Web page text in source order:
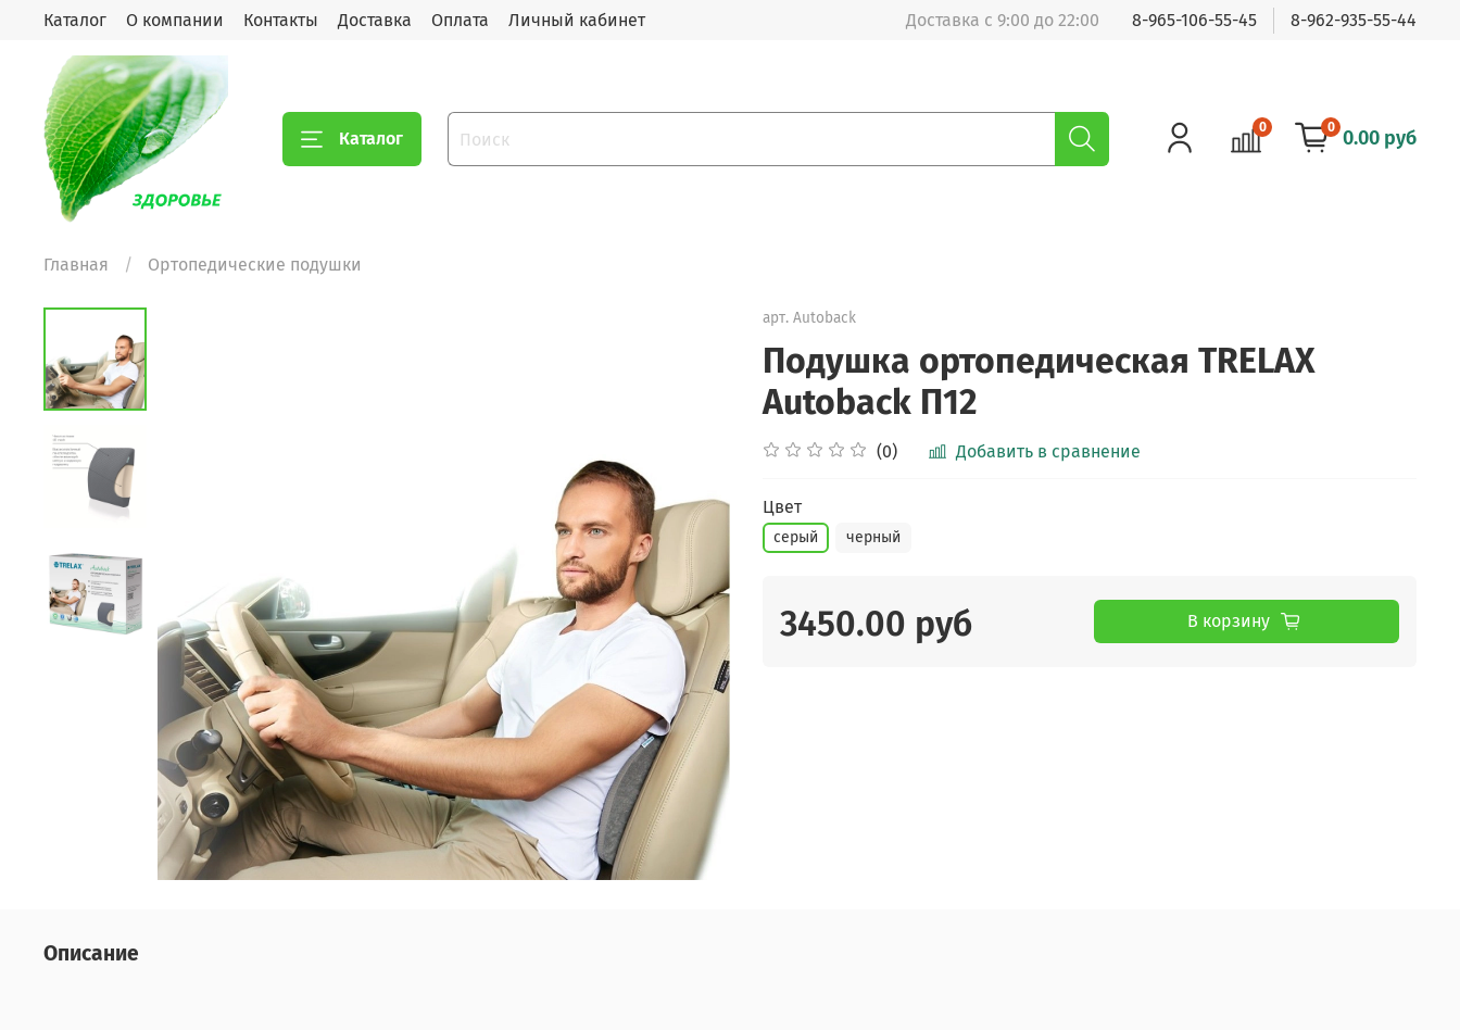
Каталог О компании Контакты Доставка Оплата Личный кабинет Доставка с 9:00 до 22:00 8-965-106-55-45 8-962-935-55-44
Каталог
0 0 0.00 руб
Главная Ортопедические подушки
арт. Autoback
Подушка ортопедическая TRELAX
Autoback П12
(0) Добавить в сравнение
Цвет
серый черный
3450.00 руб В корзину
Описание